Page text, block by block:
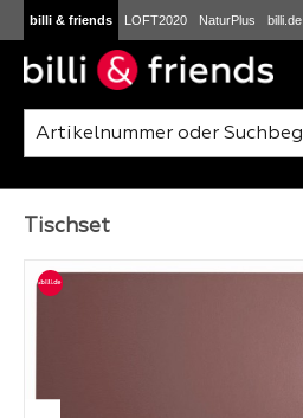
Zum Hauptinhalt springen
billi & friends LOFT2020 NaturPlus billi.de
Bildergalerie überspringen
Tischset